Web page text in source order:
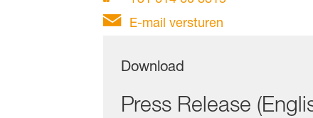
E-mail versturen
Download
Press Release